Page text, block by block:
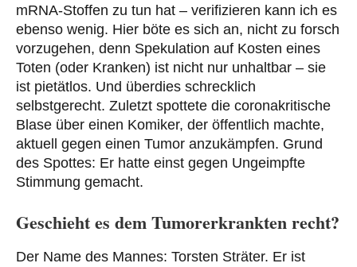
mRNA-Stoffen zu tun hat – verifizieren kann ich es
ebenso wenig. Hier böte es sich an, nicht zu forsch
vorzugehen, denn Spekulation auf Kosten eines
Toten (oder Kranken) ist nicht nur unhaltbar – sie
ist pietätlos. Und überdies schrecklich
selbstgerecht. Zuletzt spottete die coronakritische
Blase über einen Komiker, der öffentlich machte,
aktuell gegen einen Tumor anzukämpfen. Grund
des Spottes: Er hatte einst gegen Ungeimpfte
Stimmung gemacht.
Geschieht es dem Tumorerkrankten recht?
Der Name des Mannes: Torsten Sträter. Er ist